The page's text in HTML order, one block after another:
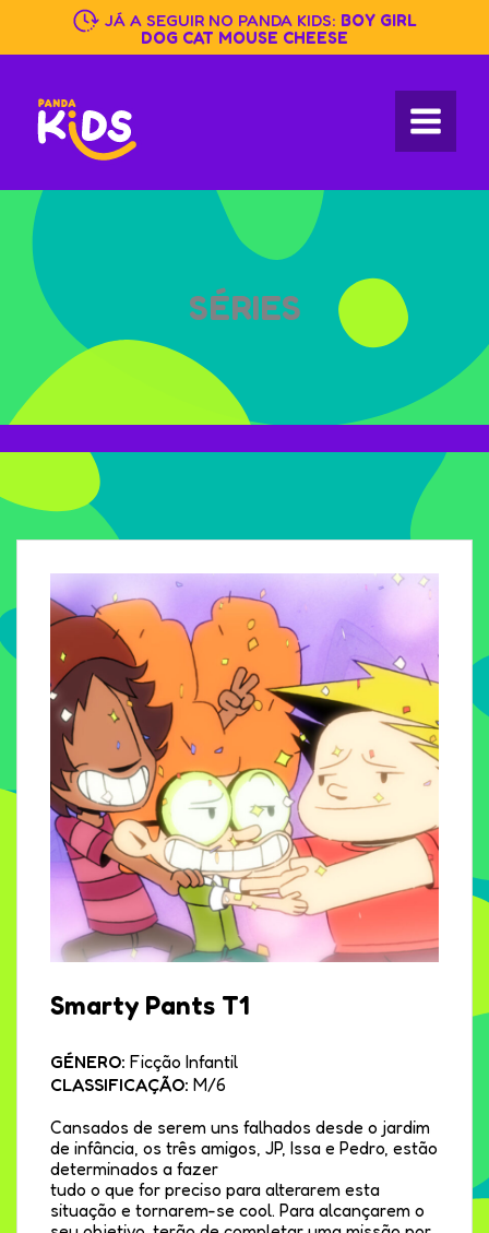
content
JÁ A SEGUIR NO PANDA KIDS: BOY GIRL
DOG CAT MOUSE CHEESE
SÉRIES
Smarty Pants T1
GÉNERO: Ficção Infantil
CLASSIFICAÇÃO: M/6
Cansados de serem uns falhados desde o jardim
de infância, os três amigos, JP, Issa e Pedro, estão
determinados a fazer
tudo o que for preciso para alterarem esta
situação e tornarem-se cool. Para alcançarem o